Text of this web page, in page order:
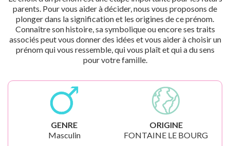
parents. Pour vous aider à décider, nous vous proposons de
plonger dans la signification et les origines de ce prénom.
Connaître son histoire, sa symbolique ou encore ses traits
associés peut vous donner des idées et vous aider à choisir un
prénom qui vous ressemble, qui vous plaît et qui a du sens
pour votre famille.
GENRE
Masculin
ORIGINE
FONTAINE LE BOURG